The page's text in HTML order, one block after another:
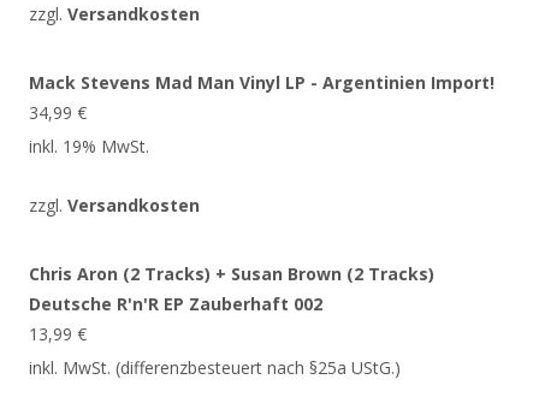
zzgl. Versandkosten
Mack Stevens Mad Man Vinyl LP - Argentinien Import!
34,99 €
inkl. 19% MwSt.
zzgl. Versandkosten
Chris Aron (2 Tracks) + Susan Brown (2 Tracks)
Deutsche R'n'R EP Zauberhaft 002
13,99 €
inkl. MwSt. (differenzbesteuert nach §25a UStG.)